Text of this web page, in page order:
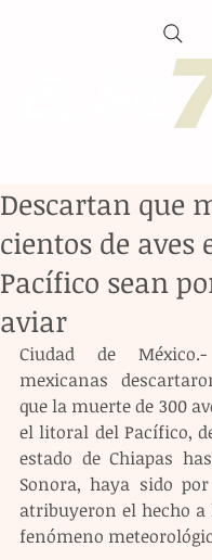
Descartan que
cientos de aves
Pacífico sean
aviar
Ciudad de México.-
mexicanas
que la muerte de 300
el litoral del Pacífico,
estado de Chiapas
Sonora, haya sido
atribuyeron el hecho a
fenómeno